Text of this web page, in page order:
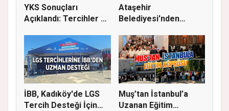
YKS Sonuçları
Açıklandı: Tercihler 29
Ataşehir
Belediyesi'nden
İBB, Kadıköy'de LGS
Tercih Desteği İçin
Muş’tan İstanbul’a
Uzanan Eğitim